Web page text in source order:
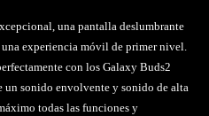
una pantalla deslumbrante
una experiencia móvil de primer nivel.
con los Galaxy Buds2
un sonido envolvente y sonido de alta
todas las funciones y